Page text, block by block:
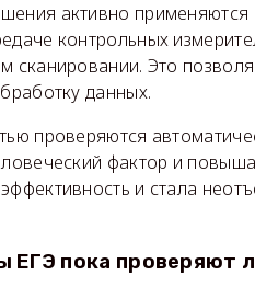
активно применяются
контрольных
сканировании. Это
данных.
проверяются
фактор и
и стала
ЕГЭ пока проверяют